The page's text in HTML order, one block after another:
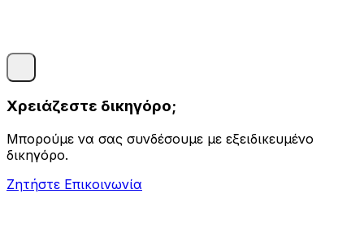
Χρειάζεστε δικηγόρο;
Μπορούμε να σας συνδέσουμε με εξειδικευμένο
δικηγόρο.
Ζητήστε Επικοινωνία